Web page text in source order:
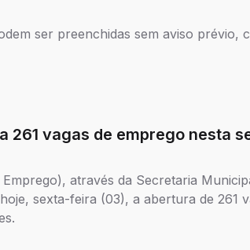
ser preenchidas sem aviso prévio,
261 vagas de emprego nesta
através da Secretaria
sexta-feira (03), a abertura de 261